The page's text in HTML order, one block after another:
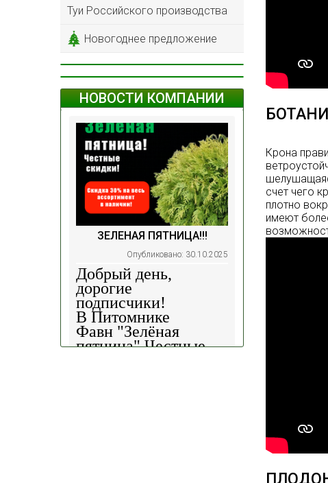
Туи Российского производства
Новогоднее предложение
НОВОСТИ КОМПАНИИ
ЗЕЛЕНАЯ ПЯТНИЦА!!!
Опубликовано: 30.10.2025
Добрый день,
дорогие
подписчики!
В Питомнике
Фавн "Зелёная
пятница".Честные
Крона
счет чего
плотно
имеют